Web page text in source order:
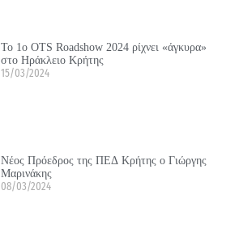
Το 1ο OTS Roadshow 2024 ρίχνει «άγκυρα»
στο Ηράκλειο Κρήτης
15/03/2024
Νέος Πρόεδρος της ΠΕΔ Κρήτης ο Γιώργης
Μαρινάκης
08/03/2024